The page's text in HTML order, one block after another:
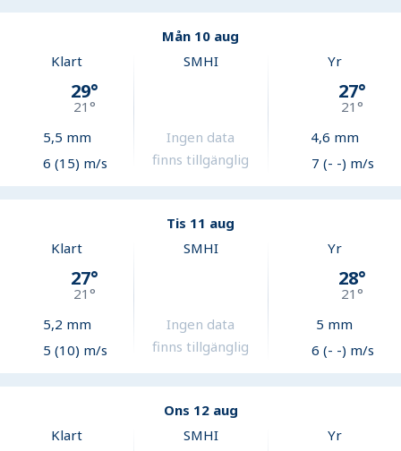
Mån 10 aug
Klart
29°
21°
5,5 mm
6 (15) m/s
SMHI
Ingen data
finns tillgänglig
Yr
27°
21°
4,6 mm
7 (- -) m/s
Tis 11 aug
Klart
27°
21°
5,2 mm
5 (10) m/s
SMHI
Ingen data
finns tillgänglig
Yr
28°
21°
5 mm
6 (- -) m/s
Ons 12 aug
Klart
SMHI Yr